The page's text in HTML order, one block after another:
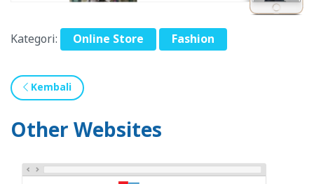
Kategori: Online Store Fashion
Kembali
Other Websites